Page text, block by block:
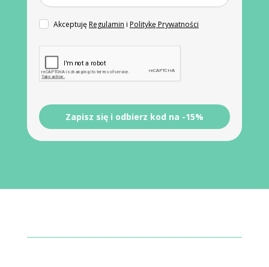
AkceptujęRegulamin i Politykę Prywatności
Zapisz się i odbierz kod na -15%